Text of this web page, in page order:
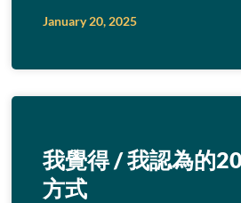
January 20, 2025
我覺得 / 我認為的
方式